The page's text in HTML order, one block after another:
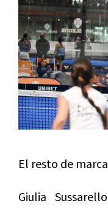
El resto de
Giulia